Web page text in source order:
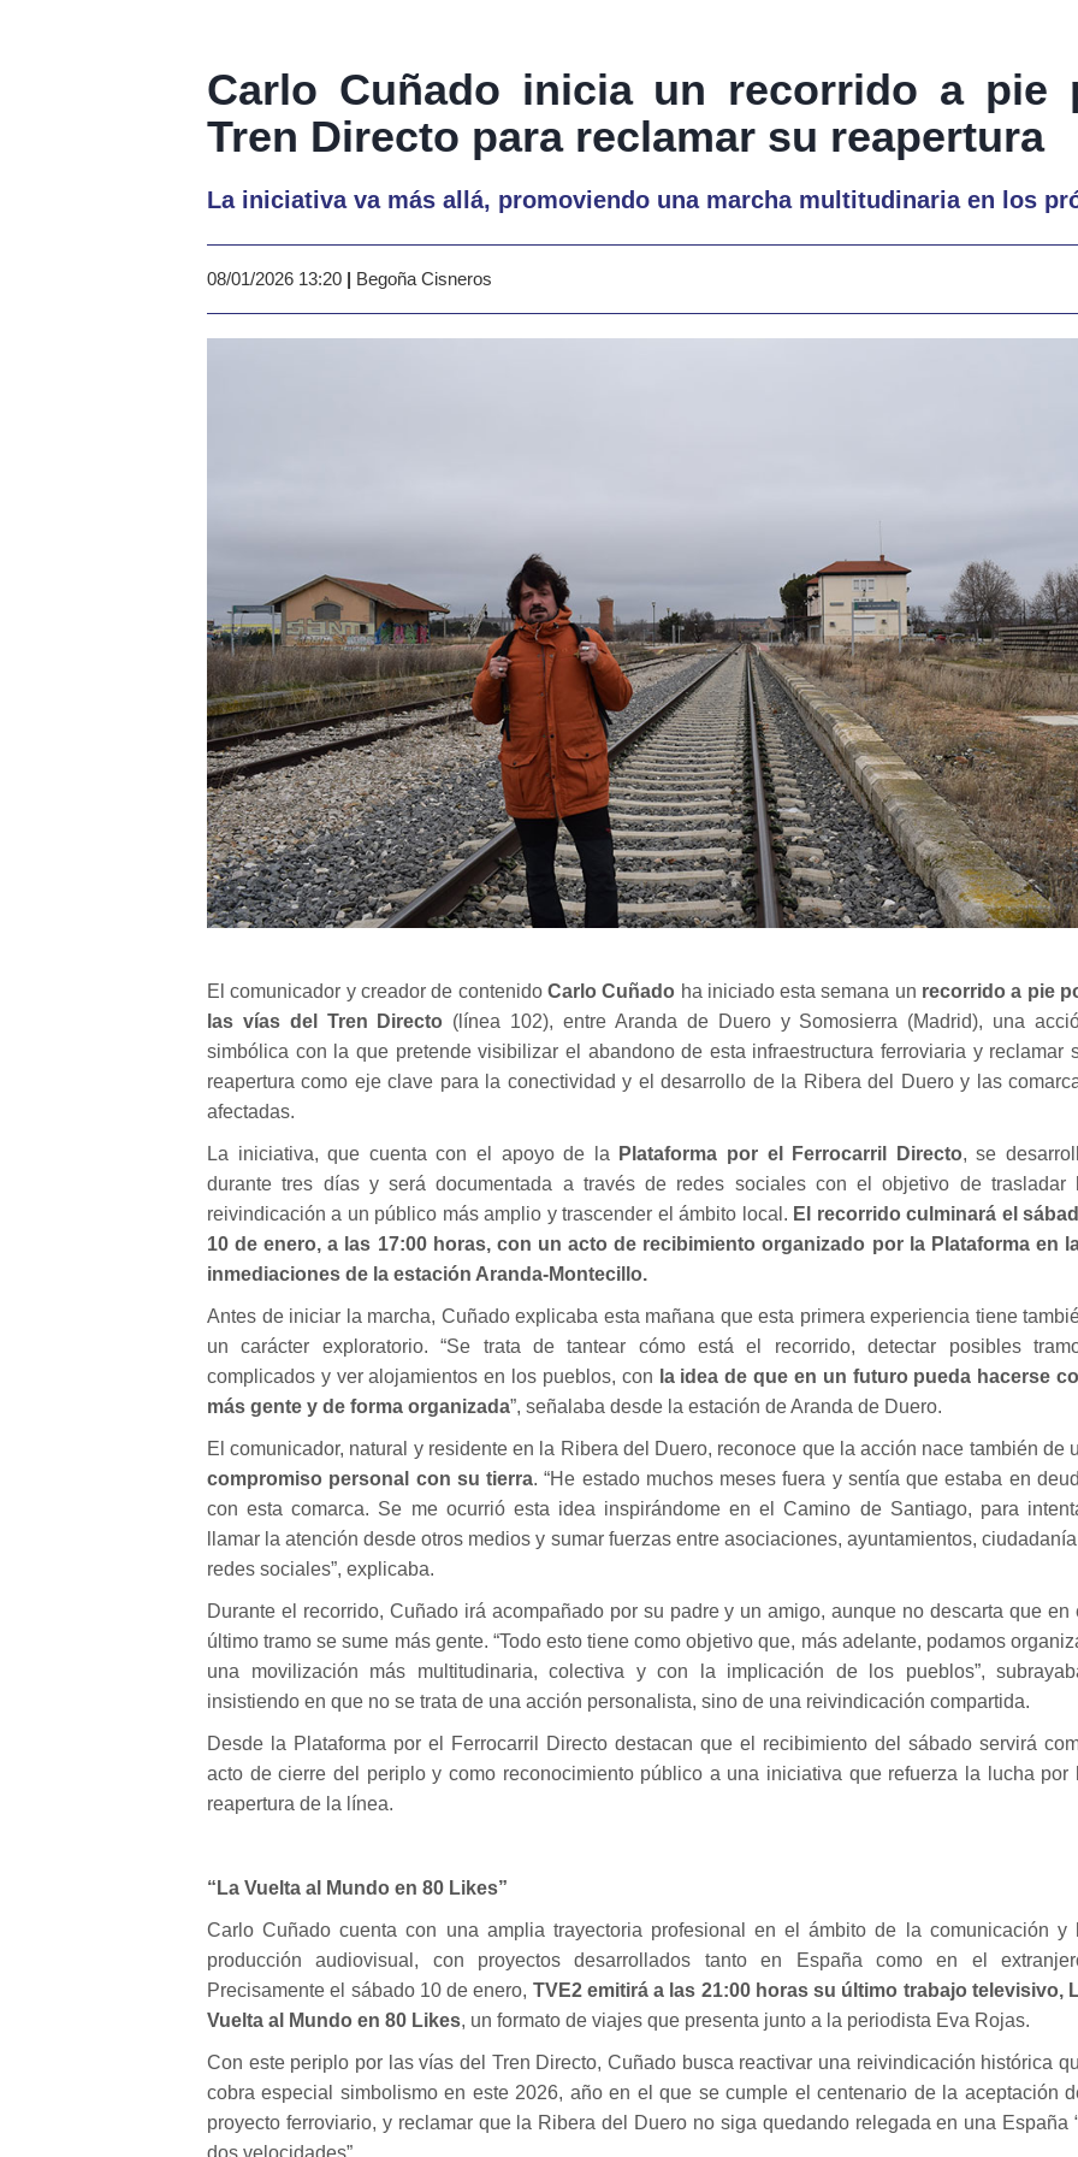
Carlo Cuñado inicia un recorrido a pie
Tren Directo para reclamar su reapertura
La iniciativa va más allá, promoviendo una marcha multitudinaria en los
08/01/2026 13:20 | Begoña Cisneros
El comunicador y creador de contenido Carlo Cuñado ha iniciado esta semana un recorrido a pie
las vías del Tren Directo (línea 102), entre Aranda de Duero y Somosierra (Madrid), una
simbólica con la que pretende visibilizar el abandono de esta infraestructura ferroviaria y reclamar
reapertura como eje clave para la conectividad y el desarrollo de la Ribera del Duero y las
afectadas.
La iniciativa, que cuenta con el apoyo de la Plataforma por el Ferrocarril Directo, se
durante tres días y será documentada a través de redes sociales con el objetivo de trasladar
reivindicación a un público más amplio y trascender el ámbito local. El recorrido culminará el
10 de enero, a las 17:00 horas, con un acto de recibimiento organizado por la Plataforma en
inmediaciones de la estación Aranda-Montecillo.
Antes de iniciar la marcha, Cuñado explicaba esta mañana que esta primera experiencia tiene
un carácter exploratorio. “Se trata de tantear cómo está el recorrido, detectar posibles
complicados y ver alojamientos en los pueblos, con la idea de que en un futuro pueda hacerse
más gente y de forma organizada”, señalaba desde la estación de Aranda de Duero.
El comunicador, natural y residente en la Ribera del Duero, reconoce que la acción nace también de
compromiso personal con su tierra. “He estado muchos meses fuera y sentía que estaba en
con esta comarca. Se me ocurrió esta idea inspirándome en el Camino de Santiago, para
llamar la atención desde otros medios y sumar fuerzas entre asociaciones, ayuntamientos,
redes sociales”, explicaba.
Durante el recorrido, Cuñado irá acompañado por su padre y un amigo, aunque no descarta que en
último tramo se sume más gente. “Todo esto tiene como objetivo que, más adelante, podamos
una movilización más multitudinaria, colectiva y con la implicación de los pueblos”,
insistiendo en que no se trata de una acción personalista, sino de una reivindicación compartida.
Desde la Plataforma por el Ferrocarril Directo destacan que el recibimiento del sábado servirá
acto de cierre del periplo y como reconocimiento público a una iniciativa que refuerza la lucha por
reapertura de la línea.
“La Vuelta al Mundo en 80 Likes”
Carlo Cuñado cuenta con una amplia trayectoria profesional en el ámbito de la comunicación y
producción audiovisual, con proyectos desarrollados tanto en España como en el
Precisamente el sábado 10 de enero, TVE2 emitirá a las 21:00 horas su último trabajo televisivo,
Vuelta al Mundo en 80 Likes, un formato de viajes que presenta junto a la periodista Eva Rojas.
Con este periplo por las vías del Tren Directo, Cuñado busca reactivar una reivindicación histórica
cobra especial simbolismo en este 2026, año en el que se cumple el centenario de la aceptación
proyecto ferroviario, y reclamar que la Ribera del Duero no siga quedando relegada en una España
dos velocidades”.